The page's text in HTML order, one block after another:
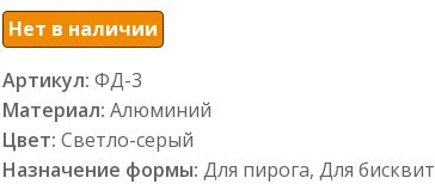
Нет в наличии
Артикул: ФД-3
Материал: Алюминий
Цвет: Светло-серый
Назначение формы: Для пирога, Для